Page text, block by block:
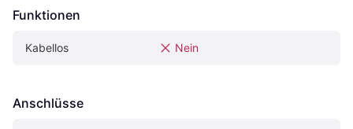
Funktionen
Kabellos Nein
Anschlüsse